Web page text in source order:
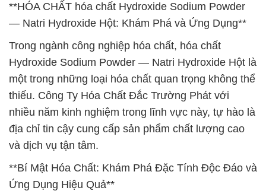
**HÓA CHẤT hóa chất Hydroxide Sodium Powder
— Natri Hydroxide Hột: Khám Phá và Ứng Dụng**
Trong ngành công nghiệp hóa chất, hóa chất
Hydroxide Sodium Powder — Natri Hydroxide Hột là
một trong những loại hóa chất quan trọng không thể
thiếu. Công Ty Hóa Chất Đắc Trường Phát với
nhiều năm kinh nghiệm trong lĩnh vực này, tự hào là
địa chỉ tin cậy cung cấp sản phẩm chất lượng cao
và dịch vụ tận tâm.
**Bí Mật Hóa Chất: Khám Phá Đặc Tính Độc Đáo và
Ứng Dụng Hiệu Quả**